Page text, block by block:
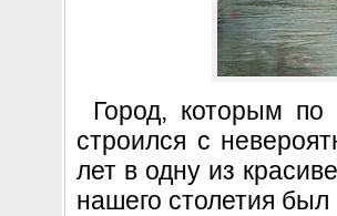
Город, которым по
строился с
лет в одну из
нашего столетия